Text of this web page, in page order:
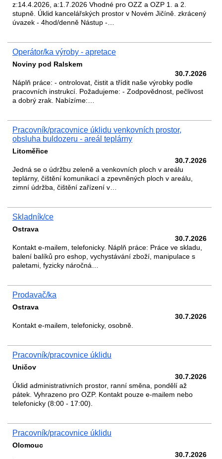
z:14.4.2026, a:1.7.2026 Vhodné pro OZZ a OZP 1. a 2.
stupně. Úklid kancelářských prostor v Novém Jičíně. zkrácený
úvazek - 4hod/denně Nástup -…
Operátor/ka výroby - apretace
Noviny pod Ralskem
30.7.2026
Náplň práce: - ontrolovat, čistit a třídit naše výrobky podle
pracovních instrukcí. Požadujeme: - Zodpovědnost, pečlivost
a dobrý zrak. Nabízíme:…
Pracovník/pracovnice úklidu venkovních prostor,
obsluha buldozeru - areál teplárny
Litoměřice
30.7.2026
Jedná se o údržbu zeleně a venkovních ploch v areálu
teplárny, čištění komunikací a zpevněných ploch v areálu,
zimní údržba, čištění zařízení v…
Skladník/ce
Ostrava
30.7.2026
Kontakt e-mailem, telefonicky. Náplň práce: Práce ve skladu,
balení balíků pro eshop, vychystávání zboží, manipulace s
paletami, fyzicky náročná…
Prodavač/ka
Ostrava
30.7.2026
Kontakt e-mailem, telefonicky, osobně.
Pracovník/pracovnice úklidu
Uničov
30.7.2026
Úklid administrativních prostor, ranní směna, pondělí až
pátek. Vyhrazeno pro OZP. Kontakt pouze e-mailem nebo
telefonicky (8:00 - 17:00).
Pracovník/pracovnice úklidu
Olomouc
30.7.2026